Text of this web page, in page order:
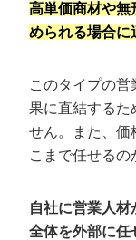
高単価商材や無
められる場合に
このタイプの
果に直結するた
せん。また、価
こまで任せるの
自社に営業人
全体を外部に任